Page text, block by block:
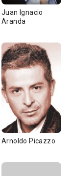
Juan Ignacio
Aranda
Arnoldo Picazzo